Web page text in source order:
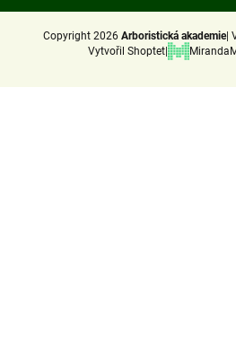
Vytvořil Shoptet
Copyright 2026 Arboristická akademie